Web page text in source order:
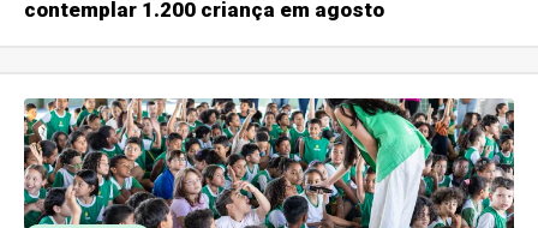
contemplar 1.200 criança em agosto